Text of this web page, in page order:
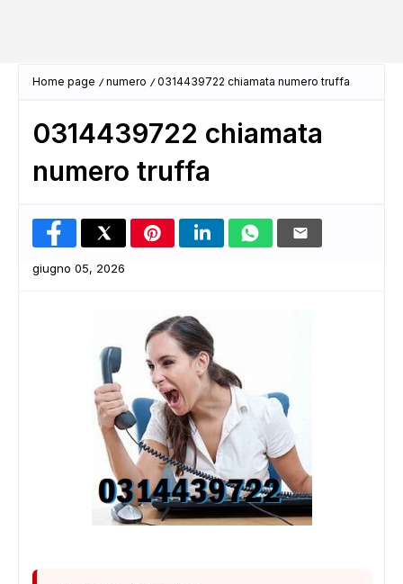
Home page numero 0314439722 chiamata numero truffa
0314439722 chiamata
numero truffa
giugno 05, 2026